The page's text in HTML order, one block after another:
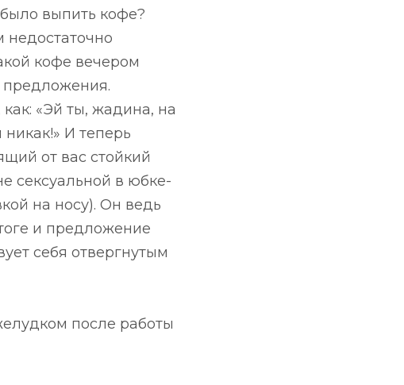
выпить кофе?
кофе вечером
предложения.
«Эй ты, жадина, на
И теперь
от вас стойкий
сексуальной в юбке-
на носу). Он ведь
и предложение
себя отвергнутым
после работы